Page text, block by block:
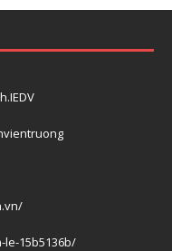
15b5136b/